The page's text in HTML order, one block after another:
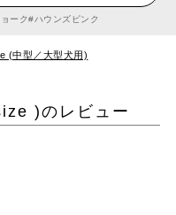
ーク ハウンズピンク
(中型／大型犬用)
)のレビュー